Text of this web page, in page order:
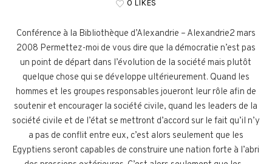
0 LIKES
Conférence à la Bibliothèque d’Alexandrie – Alexandrie2 mars
2008 Permettez-moi de vous dire que la démocratie n’est pas
un point de départ dans l’évolution de la société mais plutôt
quelque chose qui se développe ultérieurement. Quand les
hommes et les groupes responsables joueront leur rôle afin de
soutenir et encourager la société civile, quand les leaders de la
société civile et de l’état se mettront d’accord sur le fait qu’il n’y
a pas de conflit entre eux, c’est alors seulement que les
Egyptiens seront capables de construire une nation forte à l’abri